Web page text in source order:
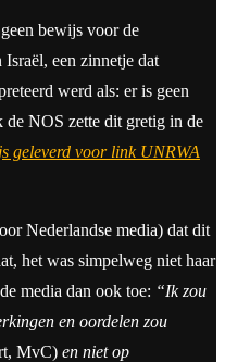
bewijs voor de
een zinnetje dat
werd als: er is geen
NOS zette dit gretig in de
geleverd voor link UNRWA
Nederlandse media) dat dit
het was simpelweg niet haar
media dan ook toe: “Ik zou
en oordelen zou
MvC) en niet op